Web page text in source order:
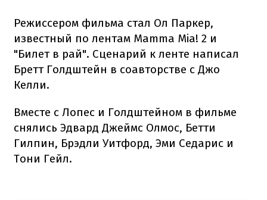
Режиссером фильма стал Ол Паркер,
известный по лентам Mamma Mia! 2 и
"Билет в рай". Сценарий к ленте написал
Бретт Голдштейн в соавторстве с Джо
Келли.
Вместе с Лопес и Голдштейном в фильме
снялись Эдвард Джеймс Олмос, Бетти
Гилпин, Брэдли Уитфорд, Эми Седарис и
Тони Гейл.